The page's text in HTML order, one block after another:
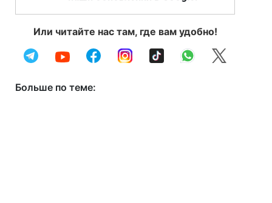
Или читайте нас там, где вам удобно!
Больше по теме: